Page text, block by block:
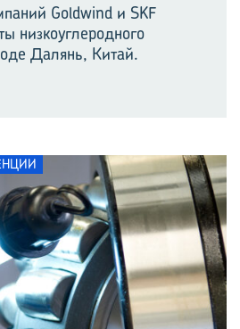
Goldwind и SKF
низкоуглеродного
Далянь, Китай.